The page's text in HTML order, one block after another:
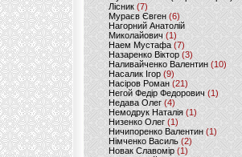
Лісник (7)
Мураєв Євген(6)
Нагорний Анатолій
Миколайович (1)
Наем Мустафа (7)
Назаренко Віктор (3)
Наливайченко Валентин (10)
Насалик Ігор(9)
Насіров Роман (21)
Негой Федір Федорович(1)
Недава Олег(4)
Немодрук Наталія(1)
Низенко Олег (1)
Ничипоренко Валентин (1)
Німченко Василь (2)
Новак Славомір (1)